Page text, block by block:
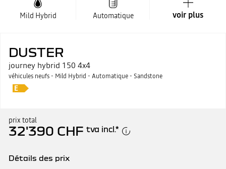
Mild Hybrid Automatique voir plus
DUSTER
journey hybrid 150 4x4
véhicules neufs - Mild Hybrid - Automatique - Sandstone
prix total
32'390 CHF tva incl.*
Détails des prix